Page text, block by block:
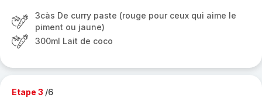
3càs De curry paste (rouge pour ceux qui aime le
piment ou jaune)
300ml Lait de coco
Etape 3 /6